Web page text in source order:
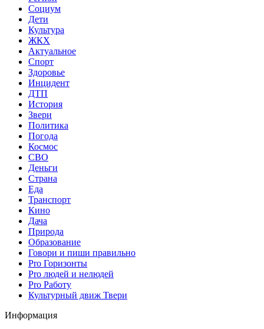
Социум
Дети
Культура
ЖКХ
Актуальное
Спорт
Здоровье
Инцидент
ДТП
История
Звери
Политика
Погода
Космос
СВО
Деньги
Страна
Еда
Транспорт
Кино
Дача
Природа
Образование
Говори и пиши правильно
Pro Горизонты
Pro людей и нелюдей
Pro Работу
Культурный движ Твери
Информация